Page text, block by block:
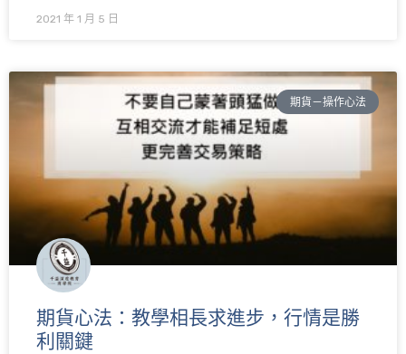
2021 年 1 月 5 日
期貨－操作心法
期貨心法：教學相長求進步，行情是勝
利關鍵